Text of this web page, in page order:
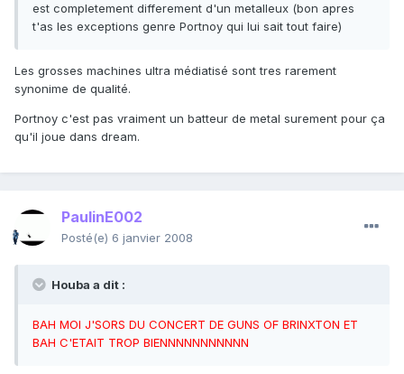
est completement differement d'un metalleux (bon apres
t'as les exceptions genre Portnoy qui lui sait tout faire)
Les grosses machines ultra médiatisé sont tres rarement
synonime de qualité.
Portnoy c'est pas vraiment un batteur de metal surement pour ça
qu'il joue dans dream.
PaulinE002
Posté(e) 6 janvier 2008
Houba a dit :
BAH MOI J'SORS DU CONCERT DE GUNS OF BRINXTON ET
BAH C'ETAIT TROP BIENNNNNNNNNNN